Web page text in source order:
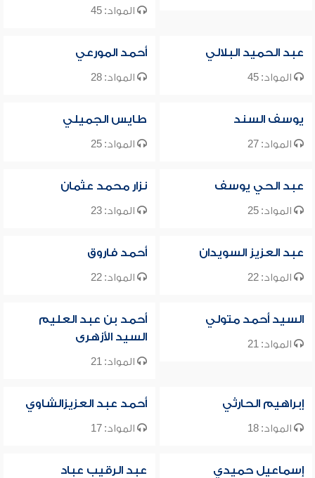
المواد: 45
عبد الحميد البلالي
المواد: 45
أحمد المورعي
المواد: 28
يوسف السند
المواد: 27
طايس الجميلي
المواد: 25
عبد الحي يوسف
المواد: 25
نزار محمد عثمان
المواد: 23
عبد العزيز السويدان
المواد: 22
أحمد فاروق
المواد: 22
السيد أحمد متولي
المواد: 21
أحمد بن عبد العليم
السيد الأزهرى
المواد: 21
إبراهيم الحارثي
المواد: 18
أحمد عبد العزيزالشاوي
المواد: 17
إسماعيل حميدي عبد الرقيب عباد